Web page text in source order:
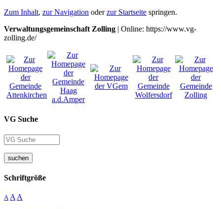
Zum Inhalt, zur Navigation oderzur Startseite springen.
Verwaltungsgemeinschaft Zolling | Online: https://www.vg-
zolling.de/
VG Suche
suchen
Schriftgröße
A A A